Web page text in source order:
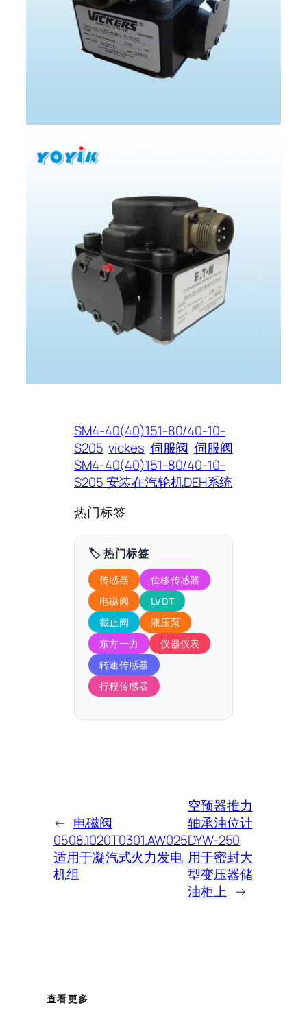
SM4-40(40)151-80/40-10-
S205 vickes 伺服阀 伺服阀
SM4-40(40)151-80/40-10-
S205 安装在汽轮机DEH系统
热门标签
🏷️ 热门标签
传感器
位移传感器
电磁阀
LVDT
截止阀
液压泵
东方一力
仪器仪表
转速传感器
行程传感器
← 电磁阀
0508.1020T0301.AW025
适用于凝汽式火力发电
机组
空预器推力
轴承油位计
DYW-250
用于密封大
型变压器储
油柜上 →
查看更多